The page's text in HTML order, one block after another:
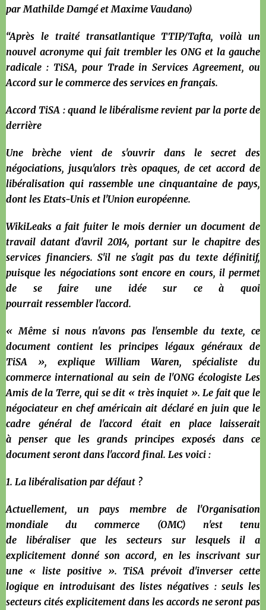
par Mathilde Damgé et Maxime Vaudano)
“Après le traité transatlantique TTIP/Tafta, voilà un
nouvel acronyme qui fait trembler les ONG et la gauche
radicale : TiSA, pour Trade in Services Agreement, ou
Accord sur le commerce des services en français.
Accord TiSA : quand le libéralisme revient par la porte de
derrière
Une brèche vient de s'ouvrir dans le secret des
négociations, jusqu'alors très opaques, de cet accord de
libéralisation qui rassemble une cinquantaine de pays,
dont les Etats-Unis et l'Union européenne.
WikiLeaks a fait fuiter le mois dernier un document de
travail datant d'avril 2014, portant sur le chapitre des
services financiers. S'il ne s'agit pas du texte définitif,
puisque les négociations sont encore en cours, il permet
de se faire une idée sur ce à quoi
pourrait ressembler l'accord.
« Même si nous n'avons pas l'ensemble du texte, ce
document contient les principes légaux généraux de
TiSA », explique William Waren, spécialiste du
commerce international au sein de l'ONG écologiste Les
Amis de la Terre, qui se dit « très inquiet ». Le fait que le
négociateur en chef américain ait déclaré en juin que le
cadre général de l'accord était en place laisserait
à penser que les grands principes exposés dans ce
document seront dans l'accord final. Les voici :
1. La libéralisation par défaut ?
Actuellement, un pays membre de l'Organisation
mondiale du commerce (OMC) n'est tenu
de libéraliser que les secteurs sur lesquels il a
explicitement donné son accord, en les inscrivant sur
une « liste positive ». TiSA prévoit d'inverser cette
logique en introduisant des listes négatives : seuls les
secteurs cités explicitement dans les accords ne seront pas